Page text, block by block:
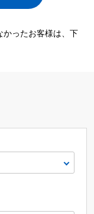
かったお客様は、下